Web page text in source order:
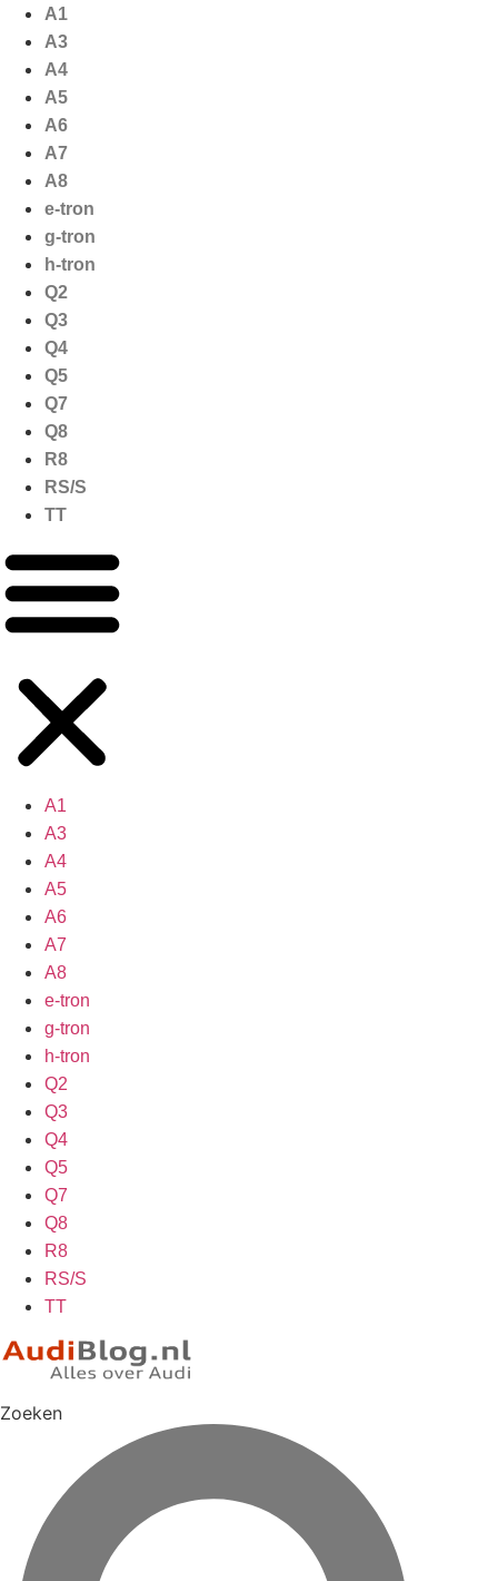
naar
inhoud
A1
A3
A4
A5
A6
A7
A8
e-tron
g-tron
h-tron
Q2
Q3
Q4
Q5
Q7
Q8
R8
RS/S
TT
A1
A3
A4
A5
A6
A7
A8
e-tron
g-tron
h-tron
Q2
Q3
Q4
Q5
Q7
Q8
R8
RS/S
TT
Zoeken